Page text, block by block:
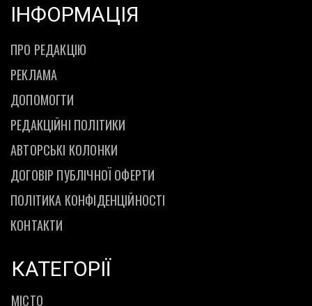
ІНФОРМАЦІЯ
ПРО РЕДАКЦІЮ
РЕКЛАМА
ДОПОМОГТИ
РЕДАКЦІЙНІ ПОЛІТИКИ
АВТОРСЬКІ КОЛОНКИ
ДОГОВІР ПУБЛІЧНОЇ ОФЕРТИ
ПОЛІТИКА КОНФІДЕНЦІЙНОСТІ
КОНТАКТИ
КАТЕГОРІЇ
МІСТО